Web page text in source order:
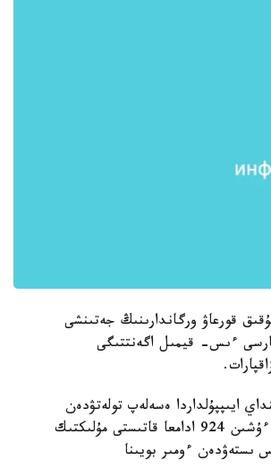
قورعاۋ ورگاندارىنىڭ جەتىنشى
ءىس- قيمىل اگەنتتىگى
ايىپپۇلداردا ەسەلەپ تولەتۋدەن
بيۋدجەتكە 6 ميلليارد تەڭگە ءتۇستى. سىبايلاس جەمقورلىققا جول بەرگەنى ءۇشىن 924 ادامعا قاتىستى مۇلىكتىك
جۇمىس ىستەۋدەن ءومىر بويىنا